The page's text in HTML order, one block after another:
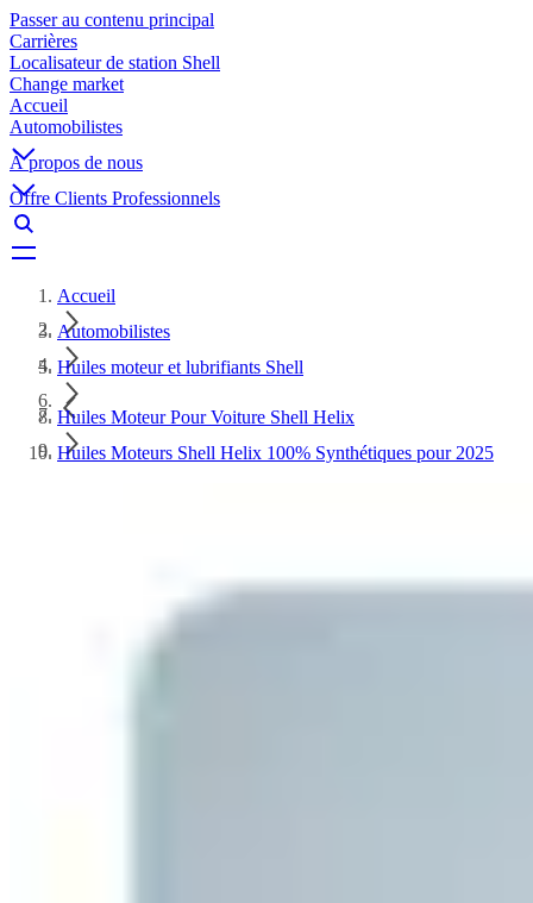
Passer au contenu principal
Carrières
Localisateur de station Shell
Change market
Accueil
Automobilistes
À propos de nous
Offre Clients Professionnels
Accueil
Automobilistes
Huiles moteur et lubrifiants Shell
Huiles Moteur Pour Voiture Shell Helix
Huiles Moteurs Shell Helix 100% Synthétiques pour 2025